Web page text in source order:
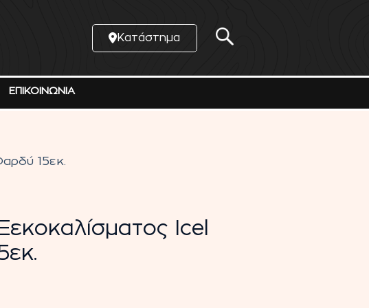
Κατάστημα
ΕΠΙΚΟΙΝΩΝΙΑ
15εκ.
Icel